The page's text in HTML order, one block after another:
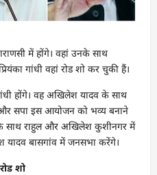
में होंगे। वहां उनके साथ
गांधी वहां रोड शो कर चुकी हैं।
होंगे। वह अखिलेश यादव के साथ
सपा इस आयोजन को भव्य बनाने
के साथ राहुल और अखिलेश कुशीनगर में
बासगांव में जनसभा करेंगे।
शो